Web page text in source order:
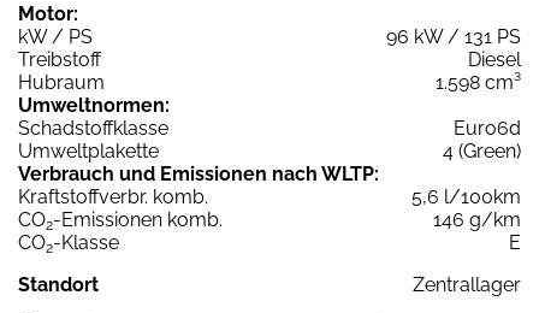
Motor:
kW / PS
96 kW / 131 PS
Treibstoff
Diesel
Hubraum
1.598 cm³
Umweltnormen:
Schadstoffklasse
Euro6d
Umweltplakette
4 (Green)
Verbrauch und Emissionen nach WLTP:
Kraftstoffverbr. komb.
5,6 l/100km
CO2-Emissionen komb.
146 g/km
CO2-Klasse
E
Standort
Zentrallager